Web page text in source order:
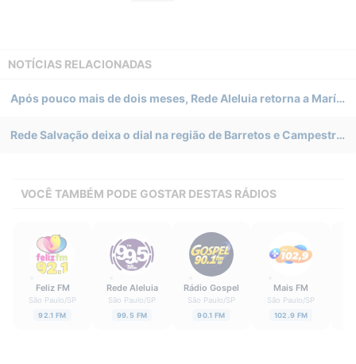
NOTÍCIAS RELACIONADAS
Após pouco mais de dois meses, Rede Aleluia retorna a Marília (SP) em novo canal
Rede Salvação deixa o dial na região de Barretos e Campestre FM assume frequência
VOCÊ TAMBÉM PODE GOSTAR DESTAS RÁDIOS
Feliz FM
São Paulo/SP
92.1 FM
Rede Aleluia
São Paulo/SP
99.5 FM
Rádio Gospel
São Paulo/SP
90.1 FM
Mais FM
São Paulo/SP
102.9 FM